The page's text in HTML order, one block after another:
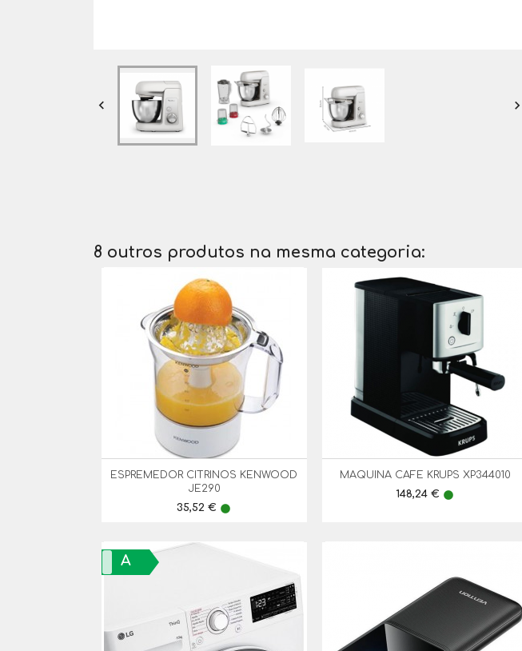
 
8 outros produtos na mesma categoria:
ESPREMEDOR CITRINOS KENWOOD
JE290
Preço
35,52 € lens
 Vista Rápida
MAQUINA CAFE KRUPS XP344010
Preço
148,24 € lens
 Vista Rápida
A